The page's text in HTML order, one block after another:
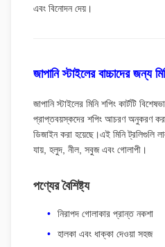
এবং বিনোদন দেয়।
জাপানি স্টাইলের বাচ্চাদের জন্য
জাপানি স্টাইলের মিনি শপিং কার্টটি
প্রাপ্তবয়স্কদের শপিং আচরণ অনুকরণ
ডিজাইন করা হয়েছে।এই মিনি ট্রলিগুলি
যায়, হলুদ, নীল, সবুজ এবং গোলাপী।
পণ্যের বৈশিষ্ট্য
নিরাপদ গোলাকার প্রান্ত নকশা
হালকা এবং ধাক্কা দেওয়া সহজ